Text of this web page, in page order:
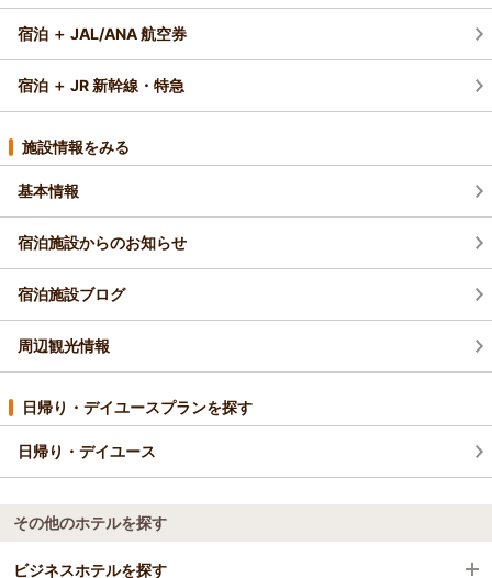
宿泊 ＋ JAL/ANA 航空券
宿泊 ＋ JR 新幹線・特急
施設情報をみる
基本情報
宿泊施設からのお知らせ
宿泊施設ブログ
周辺観光情報
日帰り・デイユースプランを探す
日帰り・デイユース
その他のホテルを探す
ビジネスホテルを探す